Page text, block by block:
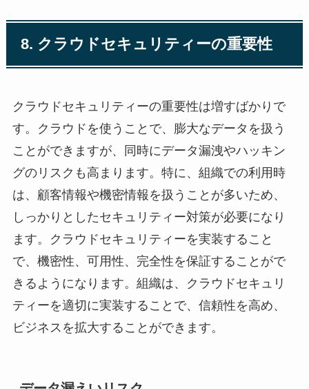
8. クラウドセキュリティーの重要性
クラウドセキュリティーの重要性は増すばかりで
す。クラウドを使うことで、膨大なデータを扱う
ことができますが、同時にデータ漏洩やハッキン
グのリスクも高まります。特に、組織での利用時
は、顧客情報や機密情報を扱うことが多いため、
しっかりとしたセキュリティー対策が必要になり
ます。クラウドセキュリティーを実装すること
で、機密性、可用性、完全性を保証することがで
きるようになります。組織は、クラウドセキュリ
ティーを適切に実装することで、信頼性を高め、
ビジネスを拡大することができます。